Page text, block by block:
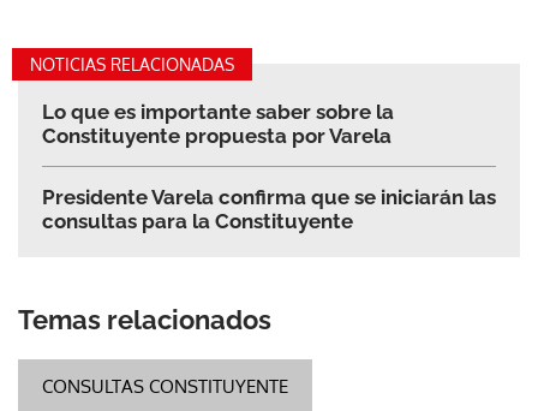
NOTICIAS RELACIONADAS
Lo que es importante saber sobre la
Constituyente propuesta por Varela
Presidente Varela confirma que se iniciarán las
consultas para la Constituyente
Temas relacionados
CONSULTAS CONSTITUYENTE